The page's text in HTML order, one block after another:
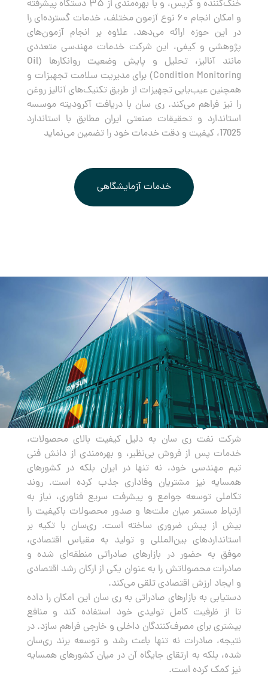
خنک‌کننده و گریس، و با بهره‌مندی از ۳۵ دستگاه پیشرفته
و امکان انجام ۶۰ نوع آزمون مختلف، خدمات گسترده‌ای را
در این حوزه ارائه می‌دهد. علاوه بر انجام آزمون‌های
پژوهشی و کیفی، این شرکت خدمات مهندسی متعددی
مانند آنالیز، تحلیل و پایش وضعیت روانکارها (Oil
Condition Monitoring) برای مدیریت سلامت تجهیزات و
همچنین عیب‌یابی تجهیزات از طریق تکنیک‌های آنالیز روغن
را نیز فراهم می‌کند. ری سان با دریافت آکرودیته موسسه
استاندارد و تحقیقات صنعتی ایران مطابق با استاندارد
17025، کیفیت و دقت خدمات خود را تضمین می‌نماید
خدمات آزمایشگاهی
صادرات
شرکت نفت ری سان به دلیل کیفیت بالای محصولات،
خدمات پس از فروش بی‌نظیر، و بهره‌مندی از دانش فنی
تیم مهندسی خود، نه تنها در ایران بلکه در کشورهای
همسایه نیز مشتریان وفاداری جذب کرده است. روند
تکاملی توسعه جوامع و پیشرفت سریع فناوری، نیاز به
ارتباط مستمر میان ملت‌ها و صدور محصولات باکیفیت را
بیش از پیش ضروری ساخته است. ری‌سان با تکیه بر
استانداردهای بین‌المللی و تولید به مقیاس اقتصادی،
موفق به حضور در بازارهای صادراتی منطقه‌ای شده و
صادرات محصولاتش را به عنوان یکی از ارکان رشد اقتصادی
و ایجاد ارزش اقتصادی تلقی می‌کند.
دستیابی به بازارهای صادراتی به ری سان این امکان را داده
تا از ظرفیت کامل تولیدی خود استفاده کند و منافع
بیشتری برای مصرف‌کنندگان داخلی و خارجی فراهم سازد. در
نتیجه، صادرات نه تنها باعث رشد و توسعه برند ری‌سان
شده، بلکه به ارتقای جایگاه آن در میان کشورهای همسایه
نیز کمک کرده است.